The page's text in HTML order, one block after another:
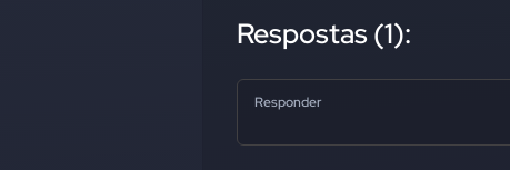
Respostas (1):
Responder